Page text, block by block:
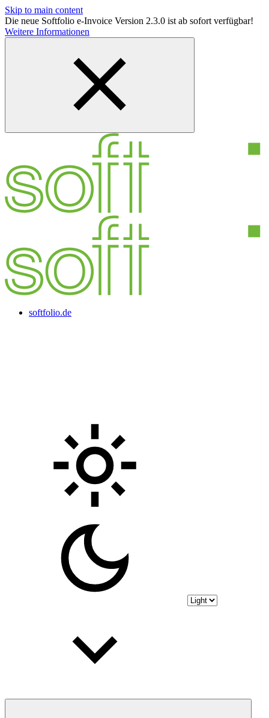
Skip to main content
Die neue Softfolio e-Invoice Version 2.3.0 ist ab sofort verfügbar!
Weitere Informationen
softfolio.de